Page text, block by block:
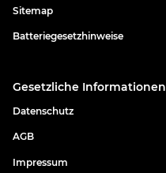
Sitemap
Batteriegesetzhinweise
Gesetzliche Informationen
Datenschutz
AGB
Impressum